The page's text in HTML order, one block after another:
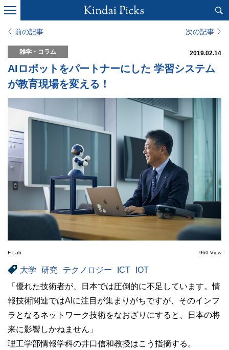
前の記事 次の記事
雑学・コラム 2019.02.14
AIロボットをパートナーにした 学習システム
が教育現場を変える！
F-Lab 960 View
大学 研究 テクノロジー ICT
IOT
「優れた技術者が、日本では圧倒的に不足しています。情
報技術関連ではAIに注目が集まりがちですが、そのインフ
ラとなるネットワーク技術をなおざりにすると、日本の将
来に影響しかねません」
理工学部情報学科の井口信和教授はこう指摘する。